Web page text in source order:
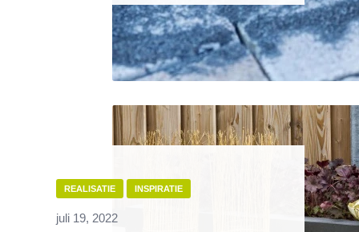
REALISATIE INSPIRATIE
juli 19, 2022